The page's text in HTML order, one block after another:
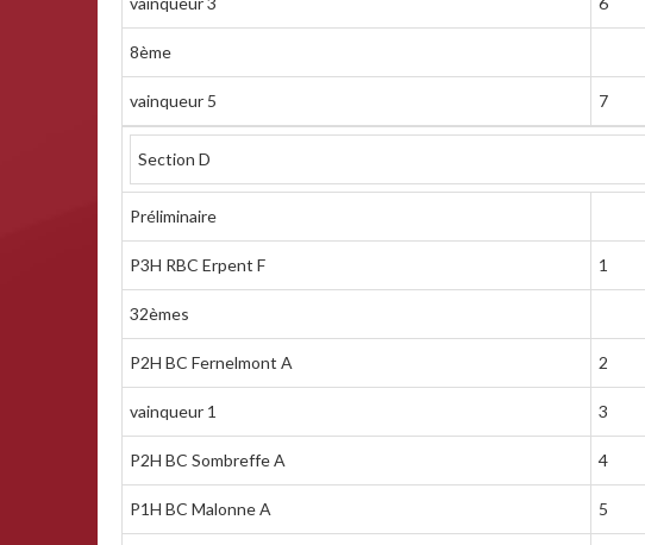
8ème
vainqueur 5 7
Section D
Préliminaire
P3H RBC Erpent F 1
32èmes
P2H BC Fernelmont A 2
vainqueur 1 3
P2H BC Sombreffe A 4
P1H BC Malonne A 5